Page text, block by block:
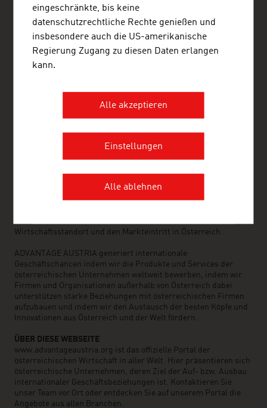
FRESH VIEW
Gewinnen Sie exklusive Einblicke in verschiedene
Branchen und Unternehmen der österreichischen
Wirtschaft.
Unternehmen und deren internationalen Geschäftspartnern ein
umfangreiches Serviceangebot. Insgesamt rund 800 Mitarbeiter
Geschäftskontakten. Weitere ADVANTAGE AUSTRIA Services
reichen von der Kontaktherstellung zu österreichischen
Wirtschaftsstandort und den Markteintritt in Österreich.
ADVANTAGE AUSTRIA generiert internationale
Geschäftschancen indem wir die Produkte und Services der
österreichischen Unternehmen weltweit bewerben, indem wir
Firmen und Organisationen außerhalb von Österreich dabei
unterstützen starke Beziehungen mit österreichischen Firmen
aufzubauen und indem wir den Austausch der besten Köpfe und
Innovationen aus Österreich und der Welt fördern.
ÜBER DIESE WEBSEITE
www.advantageaustria.org ist das offizielle Portal der
österreichischen Wirtschaft in aller Welt. Hier präsentieren sich
österreichische Unternehmen, deren Ziel der Auf- bzw. Ausbau
internationaler Geschäftsbeziehungen ist. Kontaktieren Sie
unser Team vor Ort oder entdecken Sie auf unserem Portal die
Angebote aus allen Branchen.
eingeschränkte, bis keine
datenschutzrechtliche Rechte genießen und
insbesondere auch die US-amerikanische
Regierung Zugang zu diesen Daten erlangen
kann.
Alle akzeptieren
Einstellungen
Alle ablehnen